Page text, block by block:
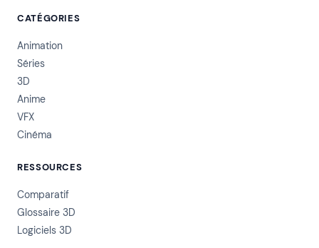
CATÉGORIES
Animation
Séries
3D
Anime
VFX
Cinéma
RESSOURCES
Comparatif
Glossaire 3D
Logiciels 3D